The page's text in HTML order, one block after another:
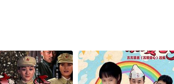
平台了解。